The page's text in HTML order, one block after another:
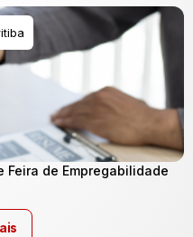
Feira de Empregabilidade